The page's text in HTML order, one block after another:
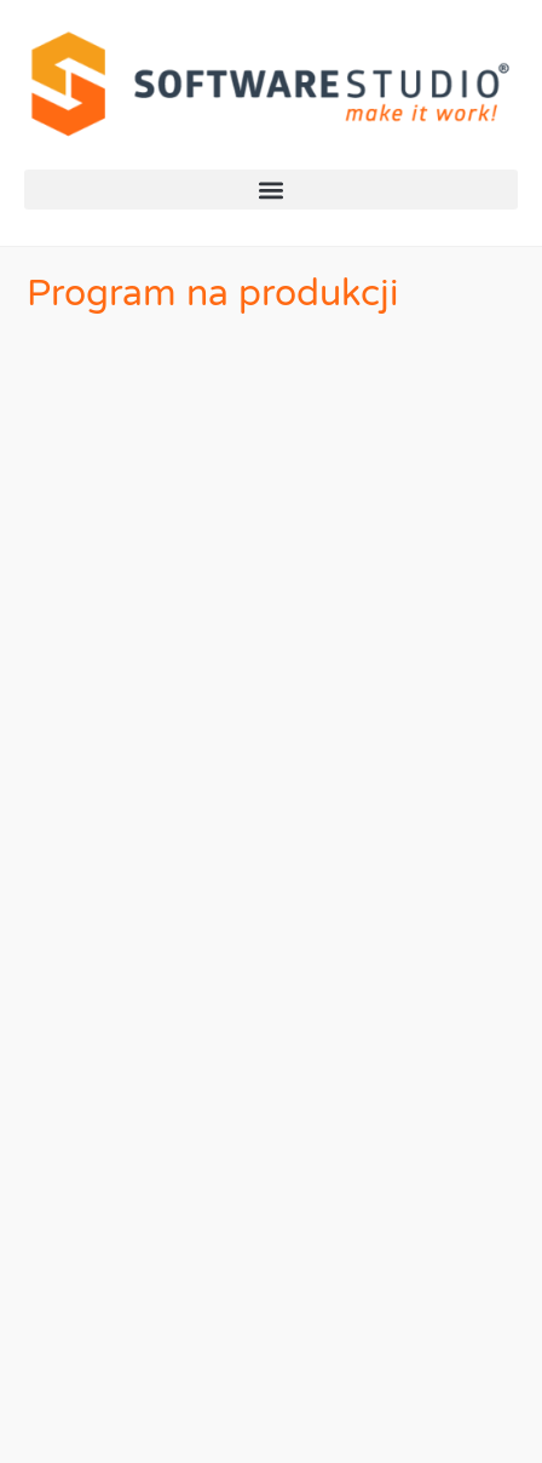
Program na produkcji